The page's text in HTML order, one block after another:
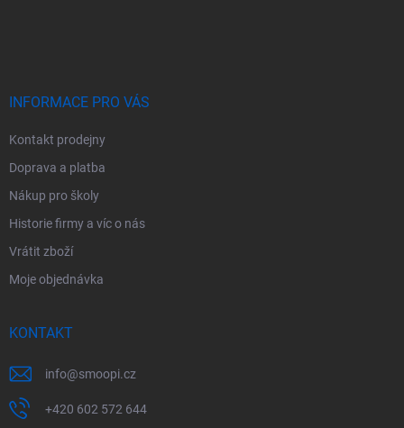
INFORMACE PRO VÁS
Kontakt prodejny
Doprava a platba
Nákup pro školy
Historie firmy a víc o nás
Vrátit zboží
Moje objednávka
KONTAKT
info@smoopi.cz
+420 602 572 644